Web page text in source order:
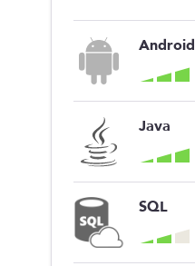
Android
Java
SQL